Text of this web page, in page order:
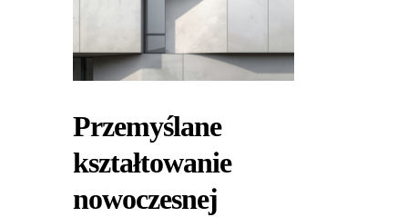
Przemyślane
kształtowanie
nowoczesnej